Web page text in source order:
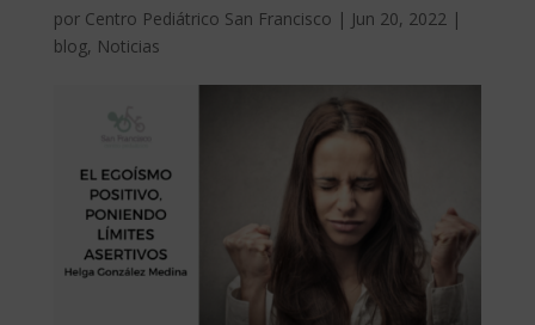
por Centro Pediátrico San Francisco | Jun 20, 2022|
blog, Noticias